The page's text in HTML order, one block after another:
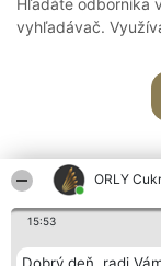
ORLY
15:53
Hľadáte odborníka
vyhľadávač.
Organizátor